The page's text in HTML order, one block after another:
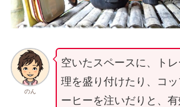
のん
空いたスペースに、ト
理を盛り付けたり、コ
ーヒーを注いだりと、